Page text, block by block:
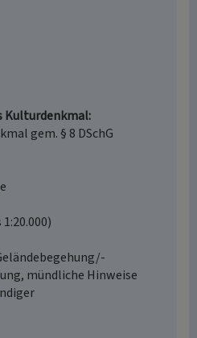
Kulturdenkmal
gem. § 8 DSchG
mündliche Hinweise